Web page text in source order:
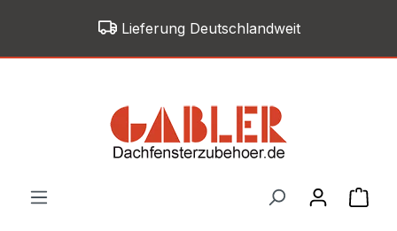
Zum Hauptinhalt springenLieferung Deutschlandweit